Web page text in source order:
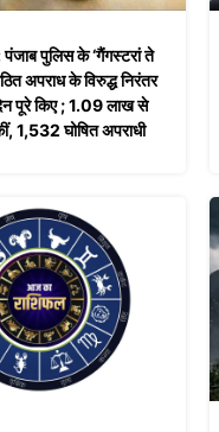
पुलिस के ‘गैंगस्टरां ते
अपराध के विरुद्ध निरंतर
पूरे किए ; 1.09 लाख से
1,532 घोषित अपराधी